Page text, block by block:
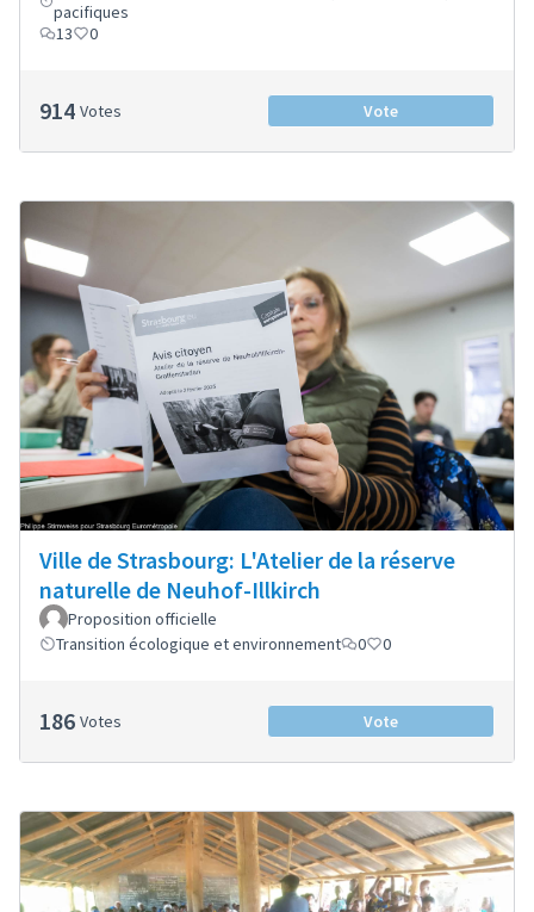
pacifiques
13
0
914 Votes Vote
Ville de Strasbourg: L'Atelier de la réserve
naturelle de Neuhof-Illkirch
Proposition officielle
Transition écologique et environnement
0 0
186 Votes Vote